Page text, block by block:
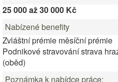
25 000 až 30 000 Kč
Nabízené benefity
Zvláštní prémie měsíční prémie
Podnikové stravování strava
(oběd)
Poznámka k nabídce práce: